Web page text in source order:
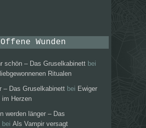
Offene Wunden
schön – Das Gruselkabinett bei
Ritualen
– Das Gruselkabinett bei Ewiger
im Herzen
werden länger – Das
bei Als Vampir versagt